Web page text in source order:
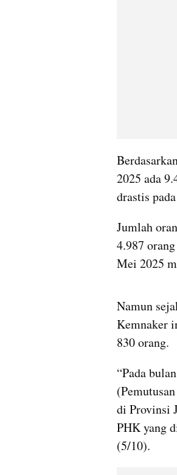
2025 ada
drastis
Jumlah
4.987
Mei 2025
Namun
Kemnaker
830 orang.
“Pada
di Provinsi
PHK yang
(5/10).